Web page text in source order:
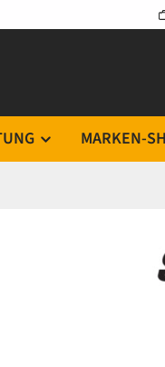
MARKEN-